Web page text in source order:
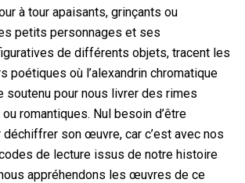
à tour apaisants, grinçants ou
petits personnages et ses
de différents objets, tracent les
poétiques où l’alexandrin chromatique
soutenu pour nous livrer des rimes
romantiques. Nul besoin d’être
déchiffrer son œuvre, car c’est avec nos
de lecture issus de notre histoire
appréhendons les œuvres de ce